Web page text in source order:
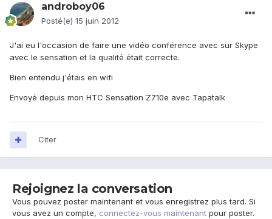
androboy06
Posté(e) 15 juin 2012
J'ai eu l'occasion de faire une vidéo conférence avec sur Skype
avec le sensation et la qualité était correcte.
Bien entendu j'étais en wifi
Envoyé depuis mon HTC Sensation Z710e avec Tapatalk
Citer
Rejoignez la conversation
Vous pouvez poster maintenant et vous enregistrez plus tard. Si
vous avez un compte, connectez-vous maintenant pour poster.